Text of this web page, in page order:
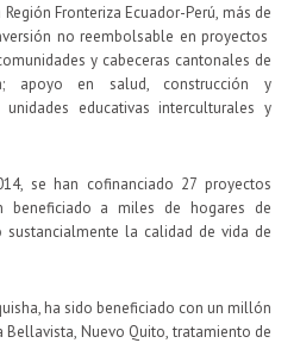
Fronteriza Ecuador-Perú, más de
no reembolsable en proyectos
y cabeceras cantonales de
apoyo en salud, construcción y
educativas interculturales y
se han cofinanciado 27 proyectos
beneficiado a miles de hogares de
sustancialmente la calidad de vida de
ha sido beneficiado con un millón
Nuevo Quito, tratamiento de